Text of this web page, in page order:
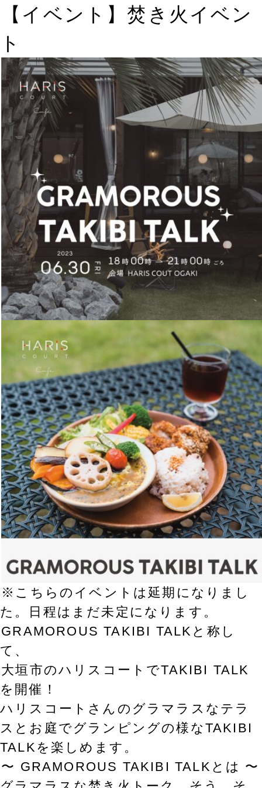
【イベント】焚き火イベン
ト
※こちらのイベントは延期になりまし
た。日程はまだ未定になります。
GRAMOROUS TAKIBI TALKと称し
て、
大垣市のハリスコートでTAKIBI TALK
を開催！
ハリスコートさんのグラマラスなテラ
スとお庭でグランピングの様なTAKIBI
TALKを楽しめます。
〜 GRAMOROUS TAKIBI TALKとは 〜